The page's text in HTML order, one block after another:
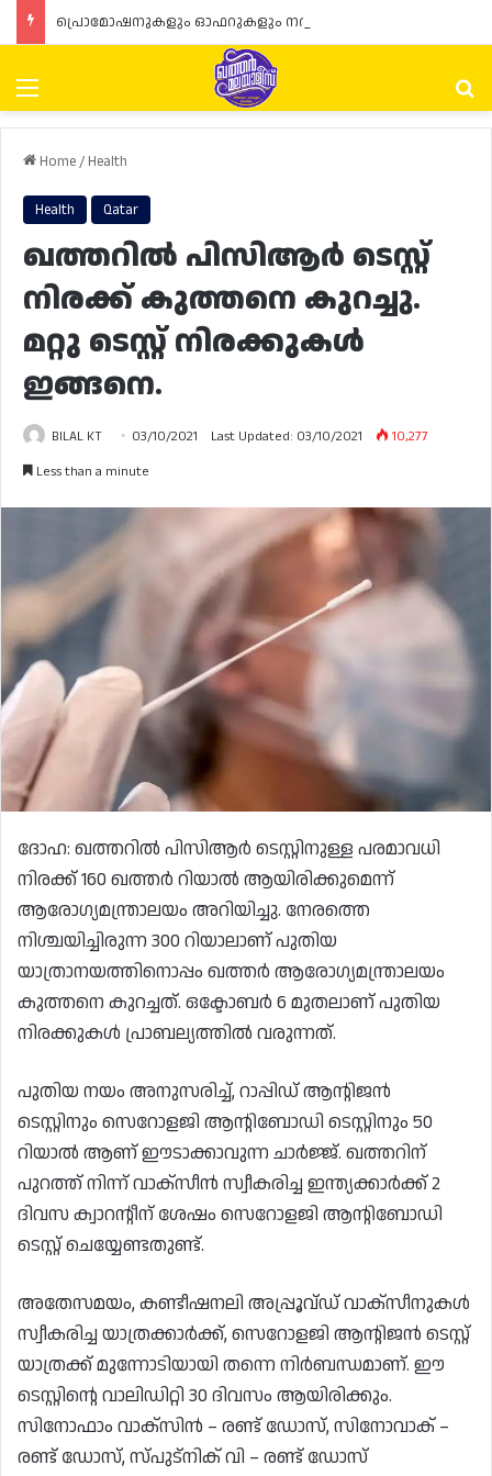
Menu
Home/ Health
Health Qatar
ഖത്തറിൽ പിസിആർ ടെസ്റ്റ്
നിരക്ക് കുത്തനെ കുറച്ചു.
മറ്റു ടെസ്റ്റ് നിരക്കുകൾ
ഇങ്ങനെ.
BILAL KT 03/10/2021 Last Updated: 03/10/2021
10,277
Less than a minute
ദോഹ: ഖത്തറിൽ പിസിആർ ടെസ്റ്റിനുള്ള പരമാവധി
നിരക്ക് 160 ഖത്തർ റിയാൽ ആയിരിക്കുമെന്ന്
ആരോഗ്യമന്ത്രാലയം അറിയിച്ചു. നേരത്തെ
നിശ്ചയിച്ചിരുന്ന 300 റിയാലാണ് പുതിയ
യാത്രാനയത്തിനൊപ്പം ഖത്തർ ആരോഗ്യമന്ത്രാലയം
കുത്തനെ കുറച്ചത്. ഒക്ടോബർ 6 മുതലാണ് പുതിയ
നിരക്കുകൾ പ്രാബല്യത്തിൽ വരുന്നത്.
പുതിയ നയം അനുസരിച്ച്, റാപ്പിഡ് ആന്റിജൻ
ടെസ്റ്റിനും സെറോളജി ആന്റിബോഡി ടെസ്റ്റിനും 50
റിയാൽ ആണ് ഈടാക്കാവുന്ന ചാർജ്ജ്. ഖത്തറിന്
പുറത്ത് നിന്ന് വാക്സീൻ സ്വീകരിച്ച ഇന്ത്യക്കാർക്ക് 2
ദിവസ ക്വാറന്റീന് ശേഷം സെറോളജി ആന്റിബോഡി
ടെസ്റ്റ് ചെയ്യേണ്ടതുണ്ട്.
അതേസമയം, കണ്ടീഷനലി അപ്പ്രൂവ്ഡ് വാക്സീനുകൾ
സ്വീകരിച്ച യാത്രക്കാർക്ക്, സെറോളജി ആന്റിജൻ ടെസ്റ്റ്
യാത്രക്ക് മുന്നോടിയായി തന്നെ നിർബന്ധമാണ്. ഈ
ടെസ്റ്റിന്റെ വാലിഡിറ്റി 30 ദിവസം ആയിരിക്കും.
സിനോഫാം വാക്സിൻ – രണ്ട് ഡോസ്, സിനോവാക് –
രണ്ട് ഡോസ്, സ്പുട്നിക് വി – രണ്ട് ഡോസ്